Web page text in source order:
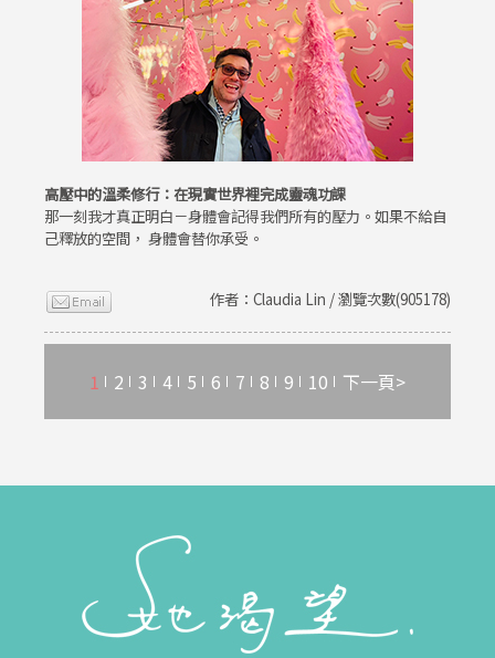
高壓中的溫柔修行：在現實世界裡完成靈魂功課
那一刻我才真正明白－身體會記得我們所有的壓力。如果不給自
己釋放的空間， 身體會替你承受。
作者：Claudia Lin / 瀏覽次數(905178)
1 2 3 4 5 6 7 8 9 10 下一頁>